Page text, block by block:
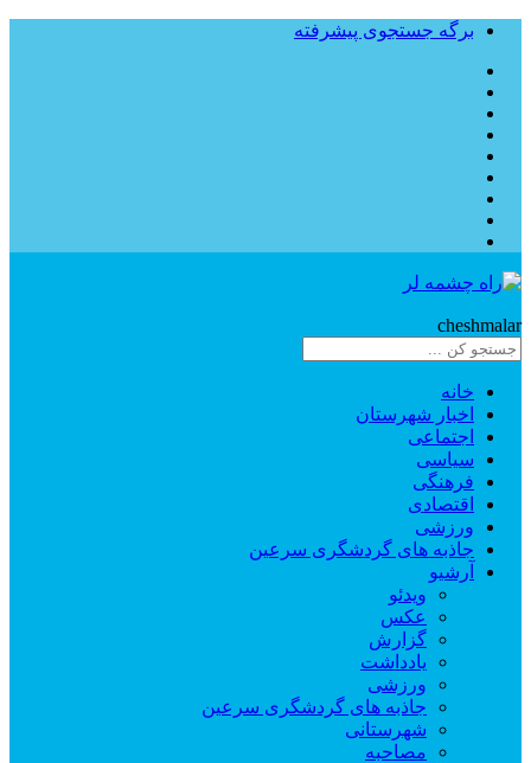
برگه جستجوی پیشرفته
cheshmalar
خانه
اخبار شهرستان
اجتماعی
سیاسی
فرهنگی
اقتصادی
ورزشی
جاذبه های گردشگری سرعین
آرشیو
ویدئو
عکس
گزارش
یادداشت
ورزشی
جاذبه های گردشگری سرعین
شهرستانی
مصاحبه